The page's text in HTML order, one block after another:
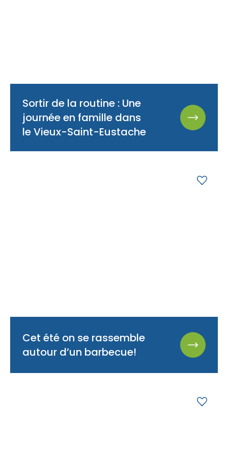
Sortir de la routine : Une
journée en famille dans
le Vieux-Saint-Eustache
Cet été on se rassemble
autour d’un barbecue!